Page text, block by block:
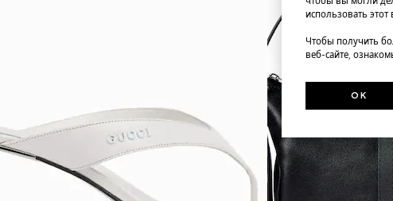
использовать
Чтобы получить
веб-сайте,
OK